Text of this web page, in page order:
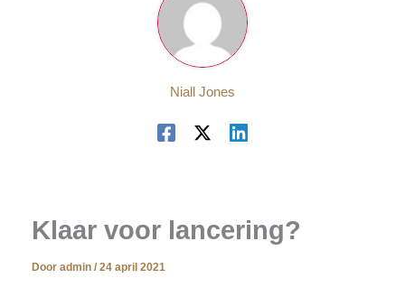
Niall Jones
Klaar voor lancering?
Door admin / 24 april 2021